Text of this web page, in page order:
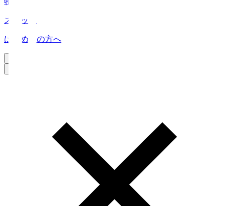
スタッツ
はじめての方へ